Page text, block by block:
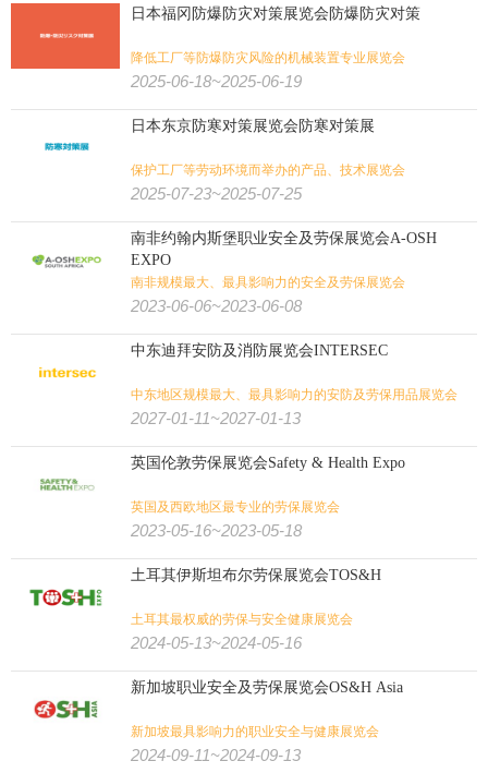
日本福冈防爆防灾对策展览会防爆防灾对策
降低工厂等防爆防灾风险的机械装置专业展览会
2025-06-18~2025-06-19
日本东京防寒对策展览会防寒对策展
保护工厂等劳动环境而举办的产品、技术展览会
2025-07-23~2025-07-25
南非约翰内斯堡职业安全及劳保展览会A-OSH
EXPO
南非规模最大、最具影响力的安全及劳保展览会
2023-06-06~2023-06-08
中东迪拜安防及消防展览会INTERSEC
中东地区规模最大、最具影响力的安防及劳保用品展览会
2027-01-11~2027-01-13
英国伦敦劳保展览会Safety & Health Expo
英国及西欧地区最专业的劳保展览会
2023-05-16~2023-05-18
土耳其伊斯坦布尔劳保展览会TOS&H
土耳其最权威的劳保与安全健康展览会
2024-05-13~2024-05-16
新加坡职业安全及劳保展览会OS&H Asia
新加坡最具影响力的职业安全与健康展览会
2024-09-11~2024-09-13